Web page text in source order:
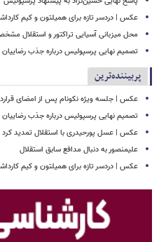
عکس | دردسر تازه برای همیلتون و کیم
محل میزبانی آسیایی تراکتور و استقلال
تصمیم نهایی پرسپولیس درباره جذب رضاییان
پربیننده‌ترین
عکس | جلسه ویژه نکونام پس از امضای
تصمیم نهایی پرسپولیس درباره جذب رضاییان
عکس | عسل پورحیدری با استقلال تمدید کرد
علیمنصور به دنبال مدافع سابق استقلال
عکس | دردسر تازه برای همیلتون و کیم